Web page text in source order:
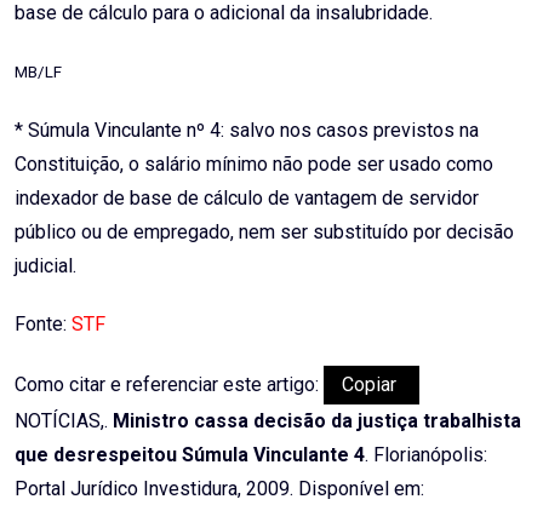
base de cálculo para o adicional da insalubridade.
MB/LF
* Súmula Vinculante nº 4: salvo nos casos previstos na
Constituição, o salário mínimo não pode ser usado como
indexador de base de cálculo de vantagem de servidor
público ou de empregado, nem ser substituído por decisão
judicial.
Fonte: STF
Como citar e referenciar este artigo:
Copiar
NOTÍCIAS,. Ministro cassa decisão da justiça trabalhista
que desrespeitou Súmula Vinculante 4. Florianópolis:
Portal Jurídico Investidura, 2009. Disponível em: